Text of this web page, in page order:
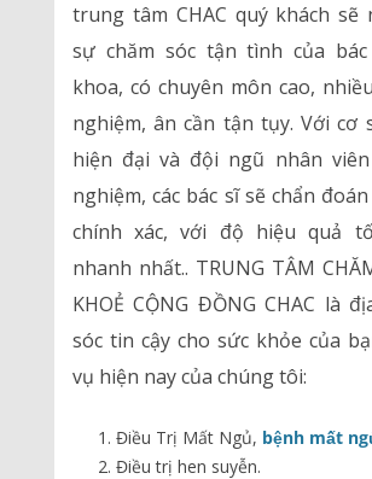
trung tâm CHAC quý khách sẽ
sự chăm sóc tận tình của
khoa, có chuyên môn cao,
nghiệm, ân cần tận tụy. Với cơ
hiện đại và đội ngũ nhân
nghiệm, các bác sĩ sẽ chẩn
chính xác, với độ hiệu quả
nhanh nhất.. TRUNG TÂM
KHOẺ CỘNG ĐỒNG CHAC là
sóc tin cậy cho sức khỏe của
vụ hiện nay của chúng tôi:
Điều Trị Mất Ngủ, bệnh mất
Điều trị hen suyễn.